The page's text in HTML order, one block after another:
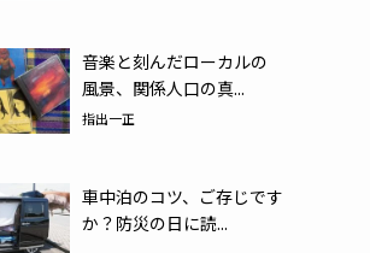
音楽と刻んだローカルの
風景、関係人口の真...
指出一正
車中泊のコツ、ご存じです
か？防災の日に読...